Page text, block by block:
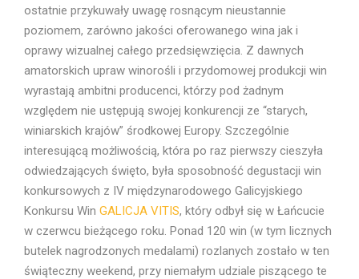
ostatnie przykuwały uwagę rosnącym nieustannie
poziomem, zarówno jakości oferowanego wina jak i
oprawy wizualnej całego przedsięwzięcia. Z dawnych
amatorskich upraw winorośli i przydomowej produkcji win
wyrastają ambitni producenci, którzy pod żadnym
względem nie ustępują swojej konkurencji ze “starych,
winiarskich krajów” środkowej Europy. Szczególnie
interesującą możliwością, która po raz pierwszy cieszyła
odwiedzających święto, była sposobność degustacji win
konkursowych z IV międzynarodowego Galicyjskiego
Konkursu Win GALICJA VITIS, który odbył się w Łańcucie
w czerwcu bieżącego roku. Ponad 120 win (w tym licznych
butelek nagrodzonych medalami) rozlanych zostało w ten
świąteczny weekend, przy niemałym udziale piszącego te